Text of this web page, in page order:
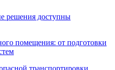
решения доступны
помещения: от подготовки
транспортировки